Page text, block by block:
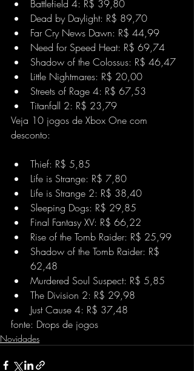
Battlefield 4: R$ 39,80
Dead by Daylight: R$ 89,70
Far Cry News Dawn: R$ 44,99
Need for Speed Heat: R$ 69,74
Shadow of the Colossus: R$ 46,47
Little Nightmares: R$ 20,00
Streets of Rage 4: R$ 67,53
Titanfall 2: R$ 23,79
Veja 10 jogos de Xbox One com
desconto:
Thief: R$ 5,85
Life is Strange: R$ 7,80
Life is Strange 2: R$ 38,40
Sleeping Dogs: R$ 29,85
Final Fantasy XV: R$ 66,22
Rise of the Tomb Raider: R$ 25,99
Shadow of the Tomb Raider: R$
62,48
Murdered Soul Suspect: R$ 5,85
The Division 2: R$ 29,98
Just Cause 4: R$ 37,48
fonte: Drops de jogos
Novidades